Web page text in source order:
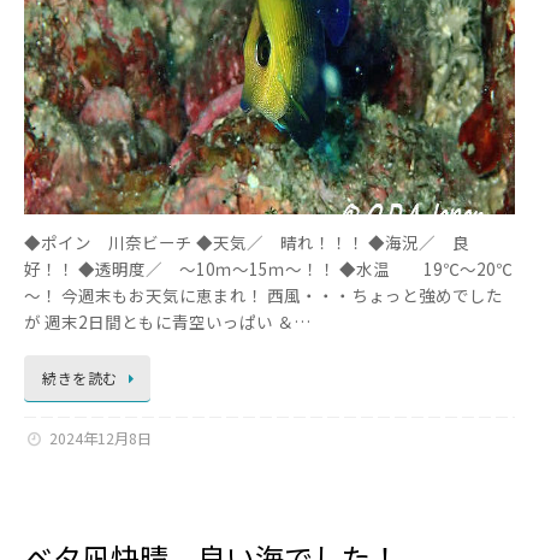
◆ポイン 川奈ビーチ ◆天気／ 晴れ！！！ ◆海況／ 良
好！！ ◆透明度／ ～10ｍ～15ｍ～！！ ◆水温 19℃～20℃
～！ 今週末もお天気に恵まれ！ 西風・・・ちょっと強めでした
が 週末2日間ともに青空いっぱい ＆…
続きを読む
2024年12月8日